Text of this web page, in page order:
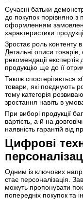
Сучасні батьки
до покупок порівняно
оформленням
характеристики
Зростає роль контенту
Детальні описи товарів,
рекомендації
продукцію ще до її
Також спостерігається
товари, які поєднують
тому категорія
зростання навіть в
При виборі продукції
вартість, а й на
наявність гарантій від
Цифрові
Одним із ключових
стає персоналізація.
можуть пропонувати
попередніх покупок та